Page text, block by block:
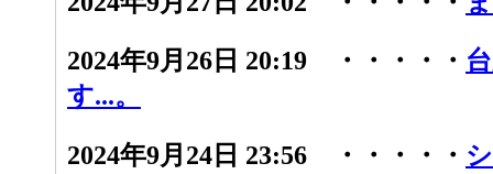
2024年9月26日 20:19 ・・・・・
す...。
2024年9月24日 23:56 ・・・・・